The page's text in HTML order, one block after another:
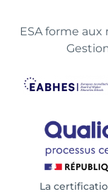
ESA forme aux
La